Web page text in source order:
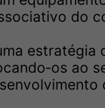
do
ao